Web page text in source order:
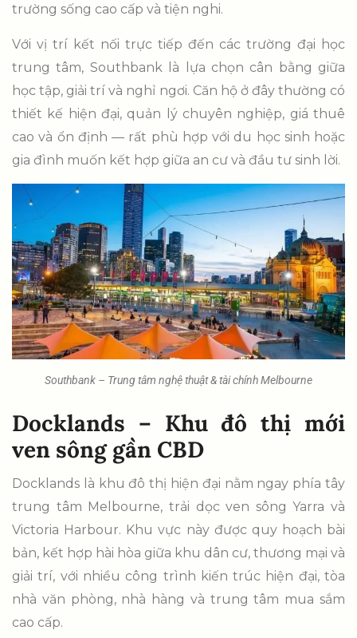
trường sống cao cấp và tiện nghi.
Với vị trí kết nối trực tiếp đến các trường đại học
trung tâm, Southbank là lựa chọn cân bằng giữa
học tập, giải trí và nghỉ ngơi. Căn hộ ở đây thường có
thiết kế hiện đại, quản lý chuyên nghiệp, giá thuê
cao và ổn định — rất phù hợp với du học sinh hoặc
gia đình muốn kết hợp giữa an cư và đầu tư sinh lời.
Southbank – Trung tâm nghệ thuật & tài chính Melbourne
Docklands – Khu đô thị mới
ven sông gần CBD
Docklands là khu đô thị hiện đại nằm ngay phía tây
trung tâm Melbourne, trải dọc ven sông Yarra và
Victoria Harbour. Khu vực này được quy hoạch bài
bản, kết hợp hài hòa giữa khu dân cư, thương mại và
giải trí, với nhiều công trình kiến trúc hiện đại, tòa
nhà văn phòng, nhà hàng và trung tâm mua sắm
cao cấp.